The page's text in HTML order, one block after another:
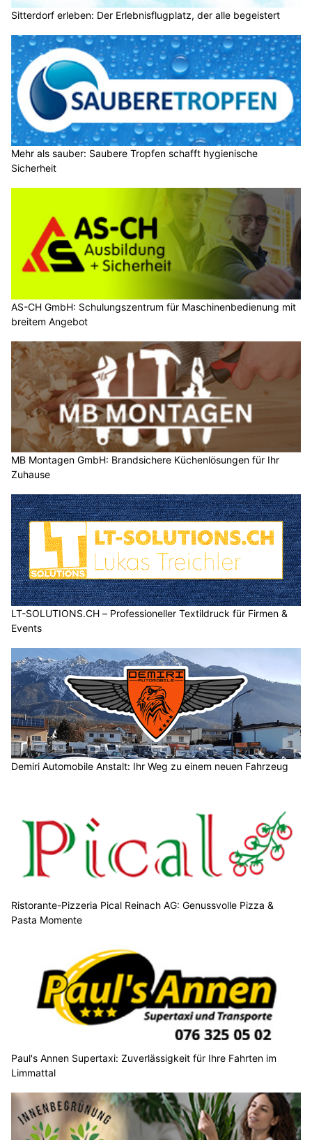
Sitterdorf erleben: Der Erlebnisflugplatz, der alle begeistert
Mehr als sauber: Saubere Tropfen schafft hygienische
Sicherheit
AS-CH GmbH: Schulungszentrum für Maschinenbedienung mit
breitem Angebot
MB Montagen GmbH: Brandsichere Küchenlösungen für Ihr
Zuhause
LT-SOLUTIONS.CH – Professioneller Textildruck für Firmen &
Events
Demiri Automobile Anstalt: Ihr Weg zu einem neuen Fahrzeug
Ristorante-Pizzeria Pical Reinach AG: Genussvolle Pizza &
Pasta Momente
Paul's Annen Supertaxi: Zuverlässigkeit für Ihre Fahrten im
Limmattal